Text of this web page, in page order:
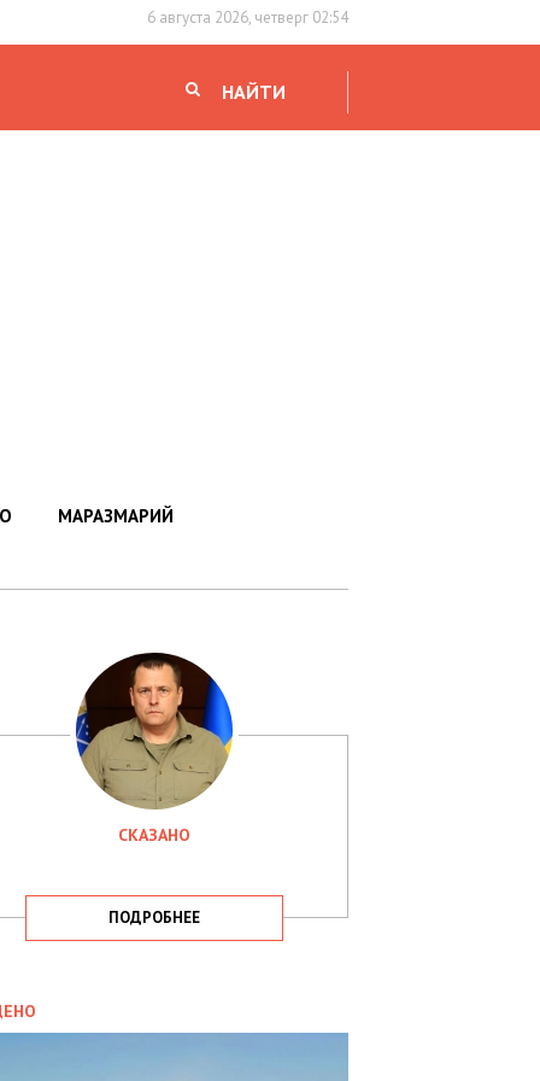
6 августа 2026, четверг 02:54
НАЙТИ
МАРАЗМАРИЙ
СКАЗАНО
ПОДРОБНЕЕ